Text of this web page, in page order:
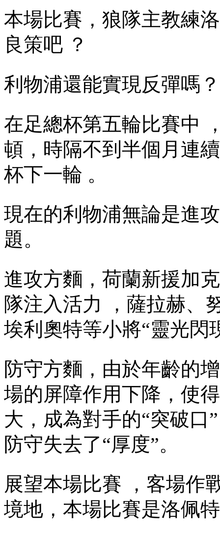
本場比賽，狼隊主教
良策吧 ？
利物浦還能實現反彈嗎？
在足總杯第五輪比賽中
頓 ，時隔不到半個月連
杯下一輪  。
現在的利物浦無論是進
題。
進攻方麵，荷蘭新援加
隊注入活力 ，薩拉赫 
埃利奧特等小將“靈光閃現
防守方麵，由於年齡
場的屏障作用下降 ，
大，成為對手的“突破口
防守失去了“厚度”。
展望本場比賽 ，客場
境地，本場比賽是洛佩